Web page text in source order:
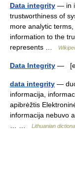
Data integrity — in
trustworthiness of
more analytic
information to the
represents …
Data Integrity —
data integrity —
informacija,
apibrėžtis
informacija nebuvo
Lithuanian